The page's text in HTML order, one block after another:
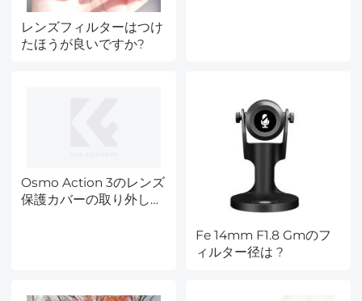
レンズフィルターはつけ
たほうが良いですか?
Osmo Action 3のレンズ
保護カバーの取り外し方
Fe 14mm F1.8 Gmのフ
ィルター径は ?